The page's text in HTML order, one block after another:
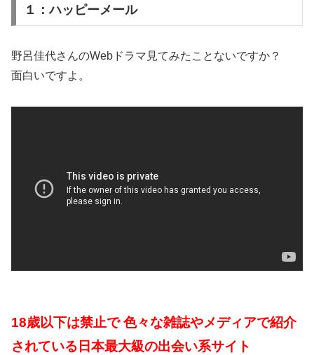
１：ハッピーメール
野呂佳代さんのWebドラマ見てみたことないですか？
面白いですよ。
18歳以下は禁止で 色々な雑誌やメディアで紹介
されている日本最大級の出会い系サイト